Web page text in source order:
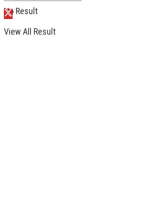
No Result
View All Result